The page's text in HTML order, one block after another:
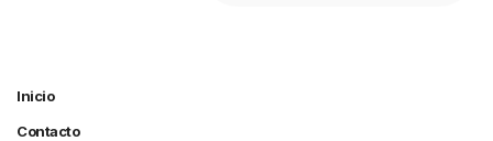
Inicio
Contacto